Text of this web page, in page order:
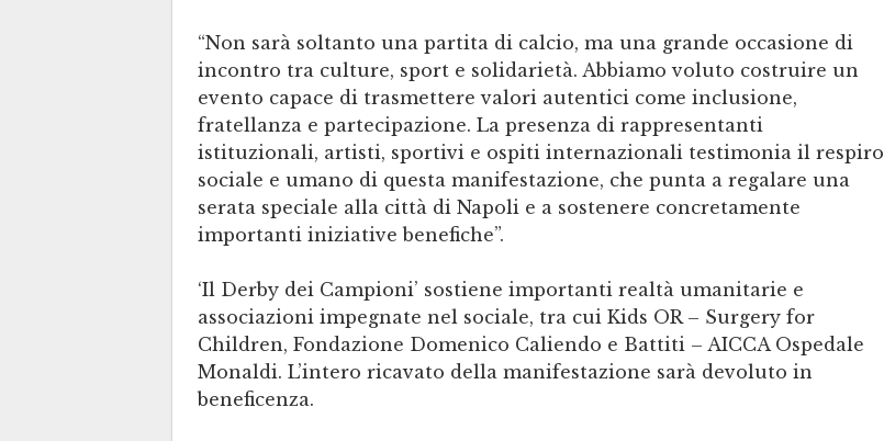
“Non sarà soltanto una partita di calcio, ma una grande occasione di
incontro tra culture, sport e solidarietà. Abbiamo voluto costruire un
evento capace di trasmettere valori autentici come inclusione,
fratellanza e partecipazione. La presenza di rappresentanti
istituzionali, artisti, sportivi e ospiti internazionali testimonia il respiro
sociale e umano di questa manifestazione, che punta a regalare una
serata speciale alla città di Napoli e a sostenere concretamente
importanti iniziative benefiche”.
‘Il Derby dei Campioni’ sostiene importanti realtà umanitarie e
associazioni impegnate nel sociale, tra cui Kids OR – Surgery for
Children, Fondazione Domenico Caliendo e Battiti – AICCA Ospedale
Monaldi. L’intero ricavato della manifestazione sarà devoluto in
beneficenza.